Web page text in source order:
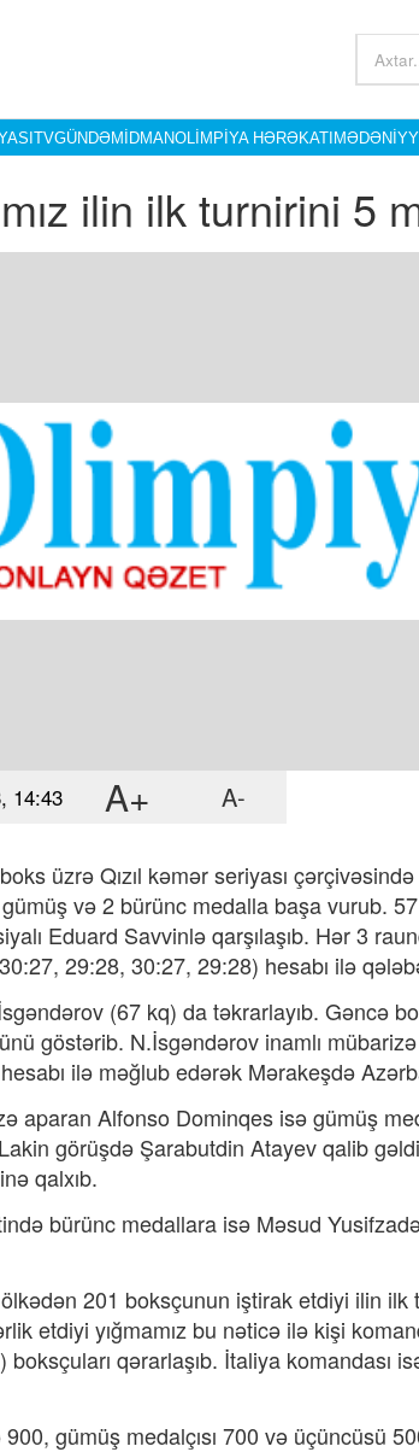
TVGÜNDƏMİDMANOLIMPIYA HƏRƏKATI
ilin ilk turnirini 5
14:43 A+ A-
üzrə Qızıl kəmər seriyası
gümüş və 2 bürünc medalla başa vurub.
Eduard Savvinlə qarşılaşıb. Hər 3
29:28, 30:27, 29:28) hesabı ilə
(67 kq) da təkrarlayıb. Gəncə
göstərib. N.İsgəndərov inamlı
ilə məğlub edərək Mərakeşdə
aparan Alfonso Dominqes isə gümüş
görüşdə Şarabutdin Atayev qalib
qalxıb.
bürünc medallara isə Məsud
201 boksçunun iştirak etdiyi ilin
etdiyi yığmamız bu nəticə ilə kişi
qərarlaşıb. İtaliya komandası
900, gümüş medalçısı 700 və üçüncüsü